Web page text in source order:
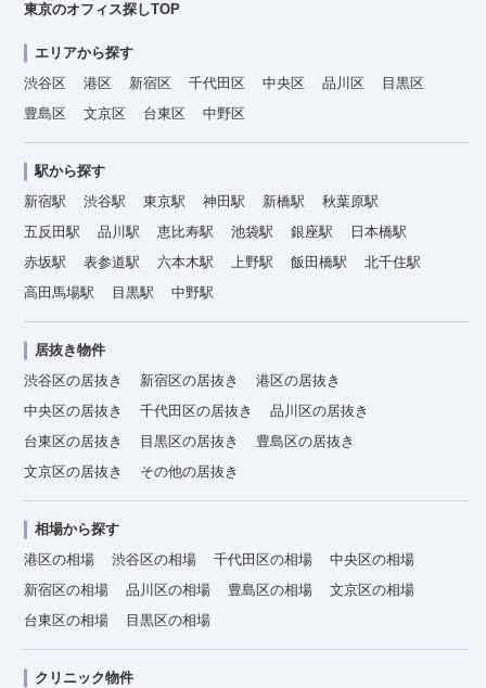
東京のオフィス探しTOP
エリアから探す
渋谷区
港区 新宿区 千代田区 中央区 品川区
目黒区
豊島区
文京区 台東区 中野区
駅から探す
新宿駅
渋谷駅 東京駅 神田駅 新橋駅
秋葉原駅
五反田駅
品川駅 恵比寿駅 池袋駅 銀座駅
日本橋駅
赤坂駅
表参道駅 六本木駅 上野駅 飯田橋駅
北千住駅
高田馬場駅
目黒駅 中野駅
居抜き物件
渋谷区の居抜き
新宿区の居抜き
港区の居抜き
中央区の居抜き
千代田区の居抜き
品川区の居抜き
台東区の居抜き
目黒区の居抜き
豊島区の居抜き
文京区の居抜き
その他の居抜き
相場から探す
港区の相場
渋谷区の相場 千代田区の相場
中央区の相場
新宿区の相場
品川区の相場 豊島区の相場
文京区の相場
台東区の相場
目黒区の相場
クリニック物件